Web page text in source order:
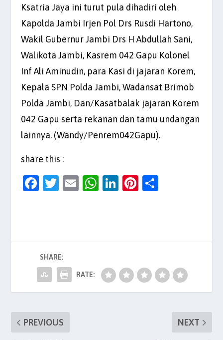
Ksatria Jaya ini turut pula dihadiri oleh
Kapolda Jambi Irjen Pol Drs Rusdi Hartono,
Wakil Gubernur Jambi Drs H Abdullah Sani,
Walikota Jambi, Kasrem 042 Gapu Kolonel
Inf Ali Aminudin, para Kasi di jajaran Korem,
Kepala SPN Polda Jambi, Wadansat Brimob
Polda Jambi, Dan/Kasatbalak jajaran Korem
042 Gapu serta rekanan dan tamu undangan
lainnya. (Wandy/Penrem042Gapu).
share this :
F
b
o
o
k
T
E
W
A
p
p
Li
dI
n
Pi
t
SHARE:
RATE:
PREVIOUS NEXT